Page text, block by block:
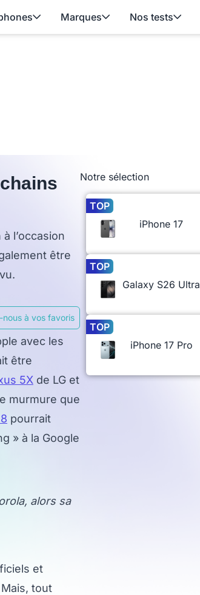
Marques Nos tests
l’occasion
être
nous à vos favoris
avec les
être
5X de LG et
murmure que
pourrait
» à la Google
alors sa
et
tout
Notre sélection
TOP
iPhone 17
TOP
Galaxy S26 Ultra
TOP
iPhone 17 Pro